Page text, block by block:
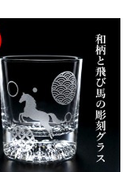
母の日 父の日 クリ
敬老の日